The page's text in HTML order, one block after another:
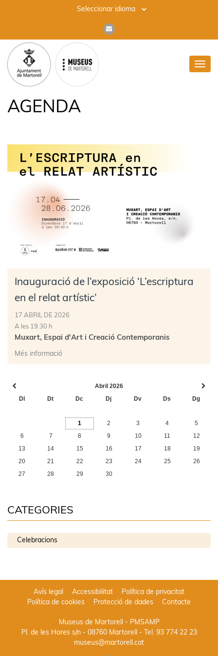
AGENDA
Inauguració de l’exposició ‘L’escriptura
en el relat artístic’
17 ABRIL DE 2026
A les 19.30 h
Muxart, Espai d'Art i Creació Contemporanis
Més informació
Abril 2026
Dl
Dt Dc Dj Dv Ds Dg
1 2 3 4
5
6
7 8 9 10 11
12
13
14 15 16 17 18
19
20
21 22 23 24 25
26
27
28 29 30
CATEGORIES
Celebracions
Avís legal Accessibilitat
Política de privacitat
Política de cookies
Protecció de dades Contacte
Museus de Martorell - PMSAMP
Pl. de les Hores s/n - 08760 Martorell- Tel. 93 774 22 23
museus@martorell.cat